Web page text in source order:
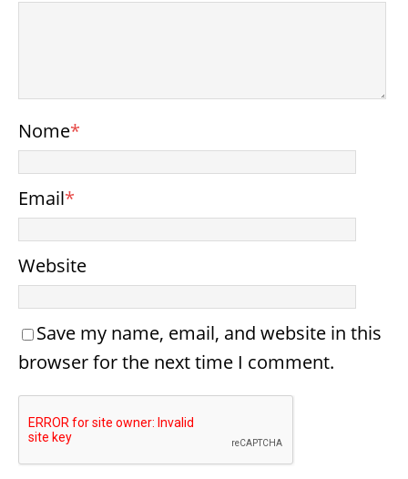
Nome*
Email*
Website
Save my name, email, and website in this
browser for the next time I comment.